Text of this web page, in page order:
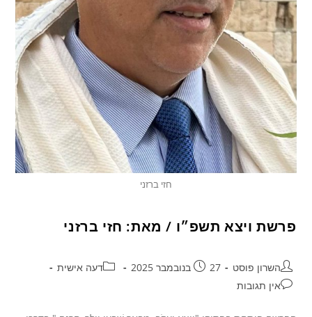
חזי ברזני
פרשת ויצא תשפ״ו / מאת: חזי ברזני
השרון פוסט 27 בנובמבר 2025
דעה אישית
אין תגובות